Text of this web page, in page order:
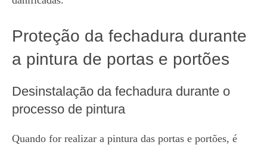
Proteção da fechadura durante
a pintura de portas e portões
Desinstalação da fechadura durante o
processo de pintura
Quando for realizar a pintura das portas e portões, é